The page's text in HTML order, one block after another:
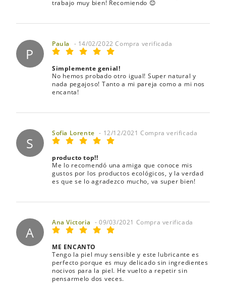
trabajo muy bien! Recomiendo 😊
P
Paula - 14/02/2022 Compra verificada
Simplemente genial!
No hemos probado otro igual! Super natural y
nada pegajoso! Tanto a mi pareja como a mi nos
encanta!
S
Sofia Lorente - 12/12/2021 Compra verificada
producto top!!
Me lo recomendó una amiga que conoce mis
gustos por los productos ecológicos, y la verdad
es que se lo agradezco mucho, va super bien!
A
Ana Victoria - 09/03/2021 Compra verificada
ME ENCANTO
Tengo la piel muy sensible y este lubricante es
perfecto porque es muy delicado sin ingredientes
nocivos para la piel. He vuelto a repetir sin
pensarmelo dos veces.